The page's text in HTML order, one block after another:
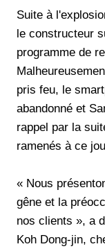
Suite à
le constructeur
programme de
pris feu, le
abandonné et
rappel par la
ramenés à ce
« Nous
gêne et la
nos clients », a
Koh Dong-jin,